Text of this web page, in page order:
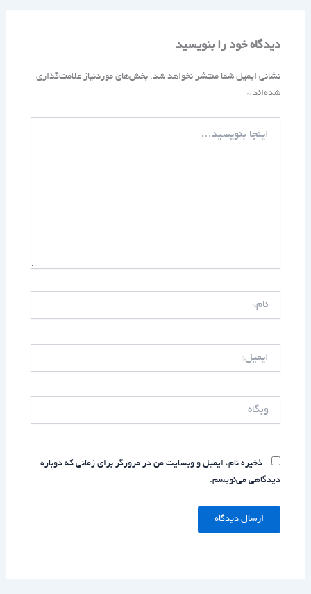
دیدگاه‌ خود را بنویسید
نشانی ایمیل شما منتشر نخواهد شد. بخش‌های موردنیاز علامت‌گذاری
شده‌اند*
بنویسید…
ذخیره نام، ایمیل و وبسایت من در مرورگر برای زمانی که دوباره
دیدگاهی می‌نویسم.